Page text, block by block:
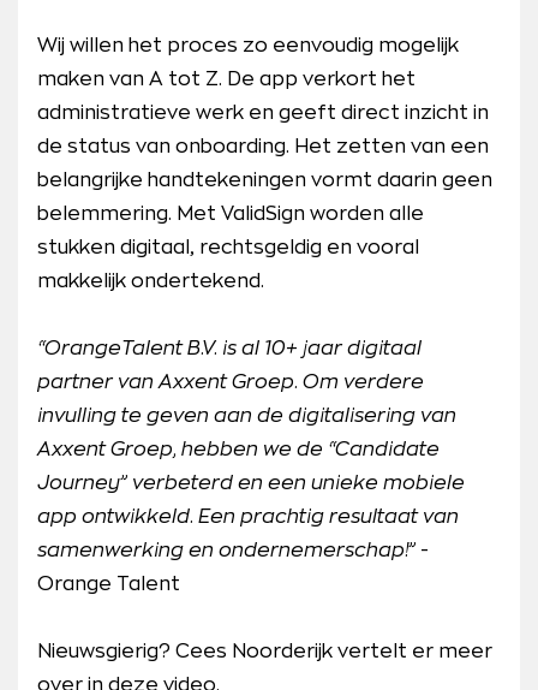
Wij willen het proces zo eenvoudig mogelijk
maken van A tot Z. De app verkort het
administratieve werk en geeft direct inzicht in
de status van onboarding. Het zetten van een
belangrijke handtekeningen vormt daarin geen
belemmering. Met ValidSign worden alle
stukken digitaal, rechtsgeldig en vooral
makkelijk ondertekend.
“OrangeTalent B.V. is al 10+ jaar digitaal
partner van Axxent Groep. Om verdere
invulling te geven aan de digitalisering van
Axxent Groep, hebben we de “Candidate
Journey” verbeterd en een unieke mobiele
app ontwikkeld. Een prachtig resultaat van
samenwerking en ondernemerschap!” -
Orange Talent
Nieuwsgierig? Cees Noorderijk vertelt er meer
over in deze video.